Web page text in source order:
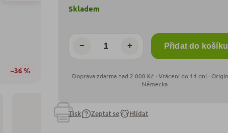
–36 %
+
− Přidat do košíku
Skladem
Tisk Zeptat se Hlídat